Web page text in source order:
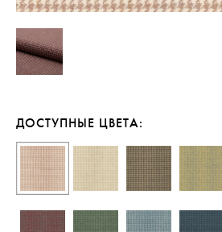
ДОСТУПНЫЕ ЦВЕТА: